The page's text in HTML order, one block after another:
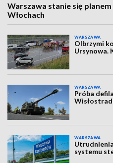
Warszawa stanie się
Włochach
WARSZAWA
Olbrzymi
Ursynowa.
WARSZAWA
Próba
WARSZAWA
systemu